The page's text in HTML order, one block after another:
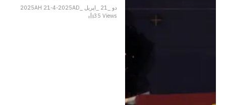
دو _21 _اپریل _2025AH 21-4-2025AD
35Views